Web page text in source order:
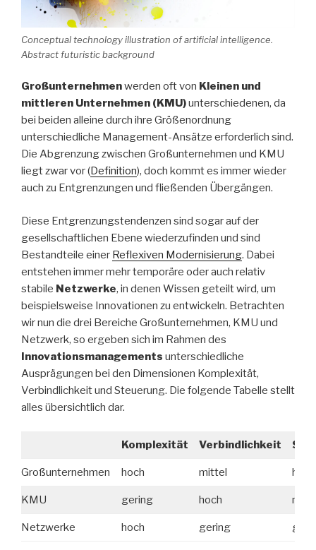
Conceptual technology illustration of artificial intelligence.
Abstract futuristic background
Großunternehmenwerden oft von Kleinen und
mittleren Unternehmen (KMU)unterschiedenen, da
bei beiden alleine durch ihre Größenordnung
unterschiedliche Management-Ansätze erforderlich sind.
Die Abgrenzung zwischen Großunternehmen und KMU
liegt zwar vor (Definition), doch kommt es immer wieder
auch zu Entgrenzungen und fließenden Übergängen.
Diese Entgrenzungstendenzen sind sogar auf der
gesellschaftlichen Ebene wiederzufinden und sind
Bestandteile einer Reflexiven Modernisierung. Dabei
entstehen immer mehr temporäre oder auch relativ
stabile Netzwerke, in denen Wissen geteilt wird, um
beispielsweise Innovationen zu entwickeln. Betrachten
wir nun die drei Bereiche Großunternehmen, KMU und
Netzwerk, so ergeben sich im Rahmen des
Innovationsmanagements unterschiedliche
Ausprägungen bei den Dimensionen Komplexität,
Verbindlichkeit und Steuerung. Die folgende Tabelle stellt
alles übersichtlich dar.
Komplexität Verbindlichkeit
Großunternehmen hoch mittel hoch
KMU gering hoch
Netzwerke hoch gering